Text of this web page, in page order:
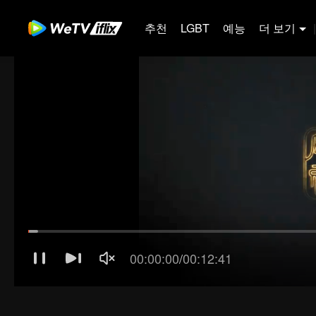
추천 LGBT 예능 더 보기 |